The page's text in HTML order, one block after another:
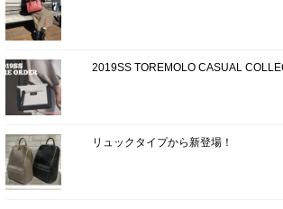
2019SS TOREMOLO CASUAL
リュックタイプから新登場！